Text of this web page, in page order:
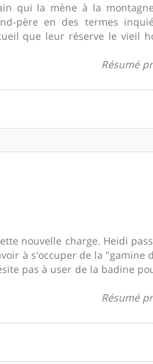
qui la mène à la
père en des termes
que leur réserve le vieil
Résumé
nouvelle charge. Heidi
à s'occuper de la "gamine
pas à user de la badine
Résumé